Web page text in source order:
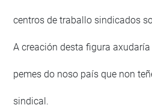
centros de traballo sindicados
A creación desta figura
pemes do noso país que non
sindical.